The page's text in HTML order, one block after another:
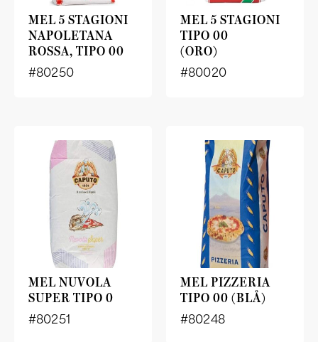
MEL 5 STAGIONI
NAPOLETANA
ROSSA, TIPO 00
#80250
MEL 5 STAGIONI
TIPO 00
(ORO)
#80020
MEL NUVOLA
SUPER TIPO 0
#80251
MEL PIZZERIA
TIPO 00 (BLÅ)
#80248